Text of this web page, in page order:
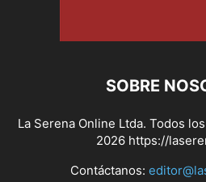
SOBRE
La Serena Online Ltda. Todos
2026 https://
Contáctanos: